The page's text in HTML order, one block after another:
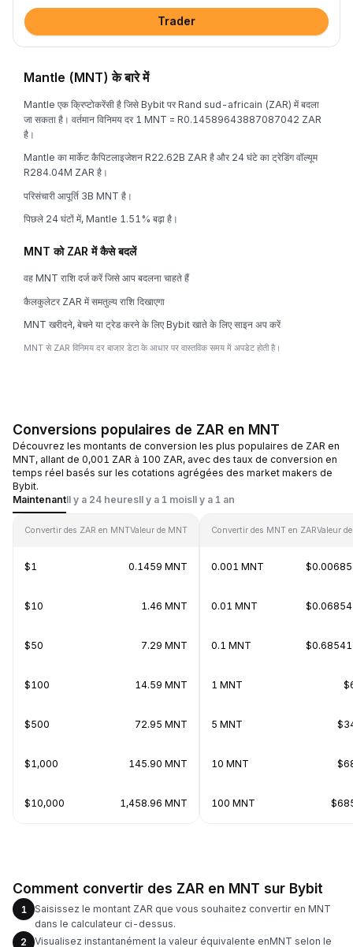
Trader
Mantle (MNT) के बारे में
Mantle एक क्रिप्टोकरेंसी है जिसे Bybit पर Rand sud-africain (ZAR) में बदला
जा सकता है। वर्तमान विनिमय दर 1 MNT = R0.14589643887087042 ZAR
है।
Mantle का मार्केट कैपिटलाइजेशन R22.62B ZAR है और 24 घंटे का ट्रेडिंग वॉल्यूम
R284.04M ZAR है।
परिसंचारी आपूर्ति 3B MNT है।
पिछले 24 घंटों में, Mantle 1.51% बढ़ा है।
MNT को ZAR में कैसे बदलें
वह MNT राशि दर्ज करें जिसे आप बदलना चाहते हैं
कैलकुलेटर ZAR में समतुल्य राशि दिखाएगा
MNT खरीदने, बेचने या ट्रेड करने के लिए Bybit खाते के लिए साइन अप करें
MNT से ZAR विनिमय दर बाजार डेटा के आधार पर वास्तविक समय में अपडेट होती है।
Conversions populaires de ZAR en MNT
Découvrez les montants de conversion les plus populaires de ZAR en
MNT, allant de 0,001 ZAR à 100 ZAR, avec des taux de conversion en
temps réel basés sur les cotations agrégées des market makers de
Bybit.
MaintenantIl y a 24 heuresIl y a 1 moisIl y a 1 an
Convertir des ZAR en MNTValeur de MNT
$1 0.1459 MNT
$10 1.46 MNT
$50 7.29 MNT
$100 14.59 MNT
$500 72.95 MNT
$1,000 145.90 MNT
$10,000 1,458.96 MNT
Convertir des MNT en ZARValeur
0.001 MNT
0.01 MNT
0.1 MNT
1 MNT
5 MNT
10 MNT
100 MNT
Comment convertir des ZAR en MNT sur Bybit
1
Saisissez le montant ZAR que vous souhaitez convertir en MNT
dans le calculateur ci-dessus.
2
Visualisez instantanément la valeur équivalente enMNT selon le